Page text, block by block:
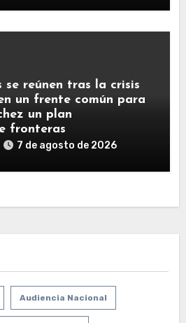
se reúnen tras la crisis
un frente común para
un plan
fronteras
7 de agosto de 2026
Audiencia Nacional